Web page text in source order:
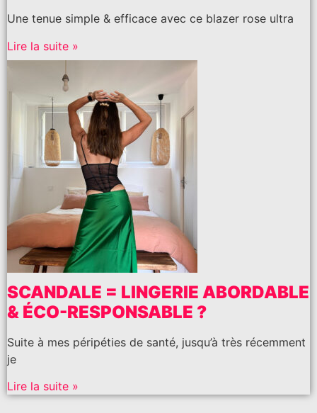
Une tenue simple & efficace avec ce blazer rose ultra
Lire la suite »
SCANDALE = LINGERIE ABORDABLE
& ÉCO-RESPONSABLE ?
Suite à mes péripéties de santé, jusqu’à très récemment
je
Lire la suite »